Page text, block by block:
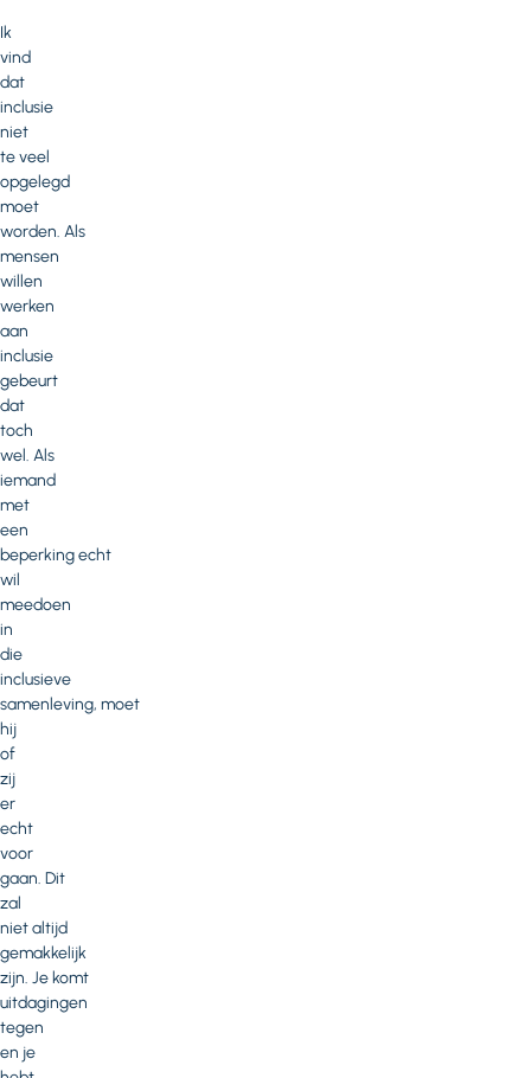
Ik
vind
dat
inclusie
niet
te veel
opgelegd
moet
worden. Als
mensen
willen
werken
aan
inclusie
gebeurt
dat
toch
wel. Als
iemand
met
een
beperking echt
wil
meedoen
in
die
inclusieve
samenleving, moet
hij
of
zij
er
echt
voor
gaan. Dit
zal
niet altijd
gemakkelijk
zijn. Je komt
uitdagingen
tegen
en je